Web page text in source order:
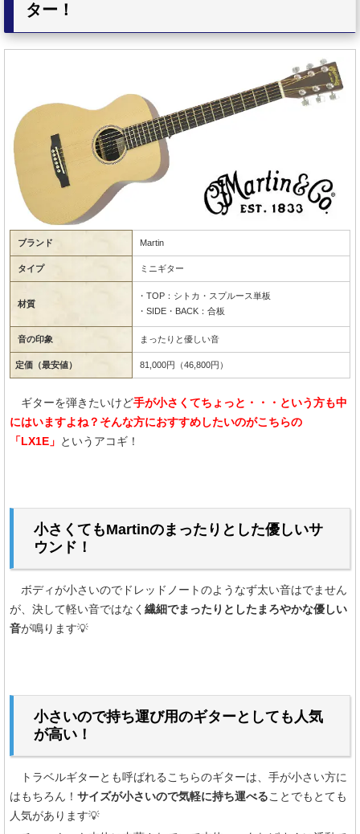
ター！
ブランド Martin
タイプ ミニギター
材質
・TOP：シトカ・スプルース単板
・SIDE・BACK：合板
音の印象 まったりと優しい音
定価（最安値） 81,000円（46,800円）
ギターを弾きたいけど手が小さくてちょっと・・・という方も中
にはいますよね？そんな方におすすめしたいのがこちらの
「LX1E」 というアコギ！
小さくてもMartinのまったりとした優しいサ
ウンド！
ボディが小さいのでドレッドノートのようなず太い音はでません
が、決して軽い音ではなく 繊細でまったりとしたまろやかな優しい
音が鳴ります💡
小さいので持ち運び用のギターとしても人気
が高い！
トラベルギターとも呼ばれるこちらのギターは、手が小さい方に
はもちろん！ サイズが小さいので気軽に持ち運べることでもとても
人気があります💡